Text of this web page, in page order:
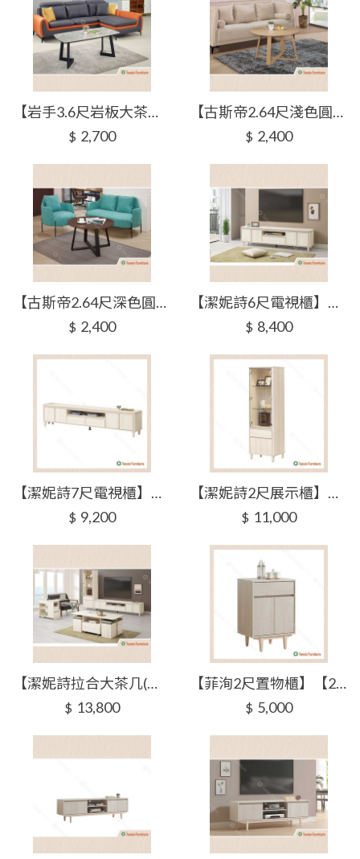
【岩手3.6尺岩板大茶几】【2025-J294-2】【添興家具】
$ 2,700
【古斯帝2.64尺淺色圓几】【2025-J298-2】【添興家具】
$ 2,400
【古斯帝2.64尺深色圓几】【2025-J298-3】【添興家具】
$ 2,400
【潔妮詩6尺電視櫃】【2025-J299-2】【添興家具】
$ 8,400
【潔妮詩7尺電視櫃】【2025-J299-3】【添興家具】
$ 9,200
【潔妮詩2尺展示櫃】【2025-J299-4】【添興家具】
$ 11,000
【潔妮詩拉合大茶几(含腳椅X4)】【2025-J300-2】【添興家具】
$ 13,800
【菲洵2尺置物櫃】【2025-J301-11】【添興家具】
$ 5,000